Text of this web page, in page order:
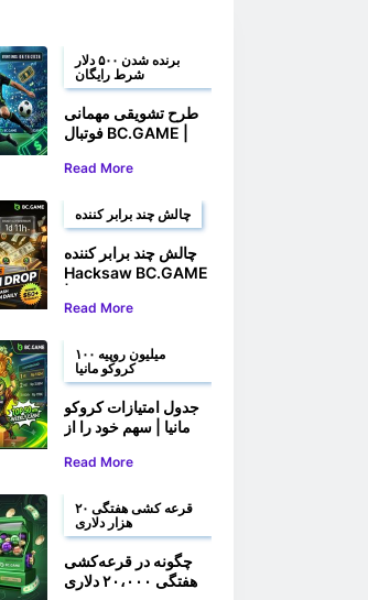
برنده شدن ۵۰۰ دلار
شرط رایگان
طرح تشویقی مهمانی
فوتبال BC.GAME |
سقف 500 دلار شرط
Read More
چالش چند برابر کننده
چالش چند برابر کننده
Hacksaw BC.GAME
رایگان و جوایز نقدی
Read More
۱۰۰ میلیون روپیه
کروکو مانیا
جدول امتیازات کروکو
مانیا | سهم خود را از
روپیه برنده شوید
Read More
قرعه کشی هفتگی ۲۰
هزار دلاری
چگونه در قرعه‌کشی
هفتگی ۲۰،۰۰۰ دلاری